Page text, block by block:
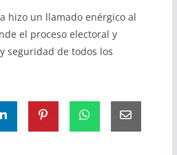
hizo un llamado enérgico al
el proceso electoral y
seguridad de todos los